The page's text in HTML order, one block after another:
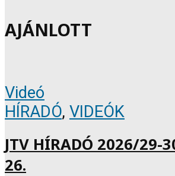
AJÁNLOTT
Videó
HÍRADÓ, VIDEÓK
JTV HÍRADÓ 2026/29-
26.